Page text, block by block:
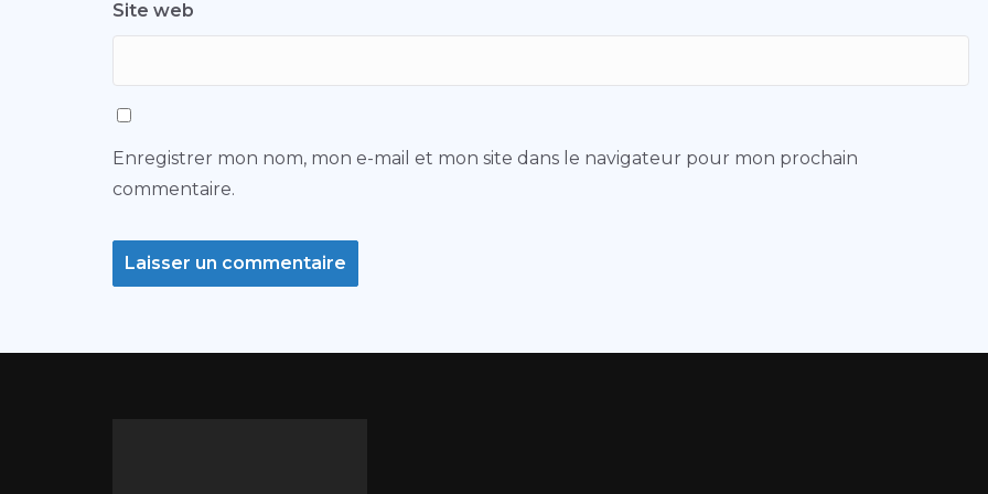
Site web
Enregistrer mon nom, mon e-mail et mon site dans le navigateur pour mon prochain
commentaire.